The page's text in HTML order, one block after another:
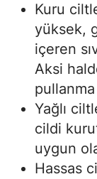
Kuru
yüksek,
içeren
Aksi
Yağlı
cildi
uygun
Hassas